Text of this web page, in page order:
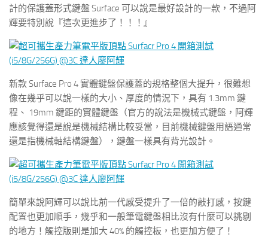
計的保護蓋形式鍵盤 Surface 可以說是最好設計的一款，不過阿
輝要特別說『這次更進步了！！！』
新款 Surface Pro 4 實體鍵盤保護蓋的規格整個大提升，很難想
像在幾乎可以說一樣的大小、厚度的情況下，具有 1.3mm 鍵
程、 19mm 鍵距的實體鍵盤（官方的說法是機械式鍵盤，阿輝
應該覺得還是說是機械結構比較妥當，目前機械鍵盤用語通常
還是指機械軸結構鍵盤），鍵盤一樣具有背光設計。
簡單來說阿輝可以說比前一代感受提升了一倍的敲打感，按鍵
配置也更加順手，幾乎和一般筆電鍵盤相比沒有什麼可以挑剔
的地方！觸控版則是加大 40% 的觸控板，也更加方便了！